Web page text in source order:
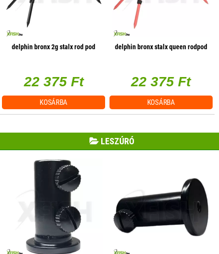
delphin bronx 2g stalx rod pod
22 375 Ft
KOSÁRBA
delphin bronx stalx queen rodpod
22 375 Ft
KOSÁRBA
LESZÚRÓ